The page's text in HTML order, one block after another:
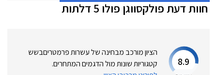
חוות דעתפולקסווגן פולו 5 דלתות
8.9
הציון מורכב מבחינה של עשרות פרמטריםבשש
קטגוריות שונות מול הדגמים המתחרים.